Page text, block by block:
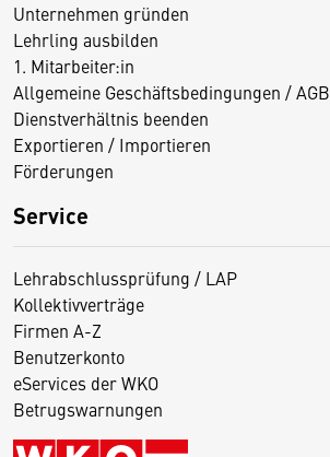
Unternehmen gründen
Lehrling ausbilden
1. Mitarbeiter:in
Allgemeine Geschäftsbedingungen / AGB
Dienstverhältnis beenden
Exportieren / Importieren
Förderungen
Service
Lehrabschlussprüfung / LAP
Kollektivverträge
Firmen A-Z
Benutzerkonto
eServices der WKO
Betrugswarnungen